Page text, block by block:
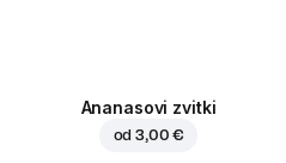
Ananasovi zvitki
od3,00 €